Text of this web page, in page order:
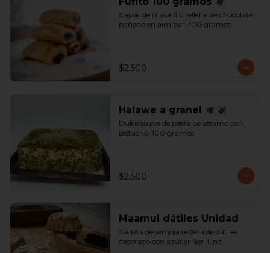
Capas de masa filo rellena de chocolate
bañado en almíbar. 100 gramos
$2.500
Halawe a granel
Dulce suave de pasta de sésamo con
pistacho, 100 gramos
$2.500
Maamul dátiles Unidad
Galleta de sémola rellena de dátiles
decorado con azúcar flor. Und.